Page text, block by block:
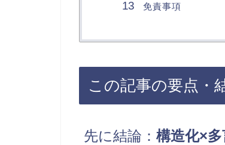
免責事項
この記事の要点・
先に結論： 構造化×